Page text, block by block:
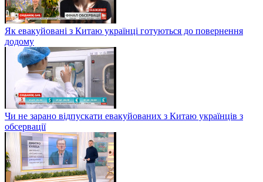
Як евакуйовані з Китаю українці готуються до повернення
додому
Чи не зарано відпускати евакуйованих з Китаю українців з
обсервації